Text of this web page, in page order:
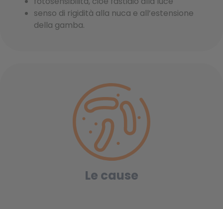
senso di rigidità alla nuca e all’estensione
della gamba.
Le cause